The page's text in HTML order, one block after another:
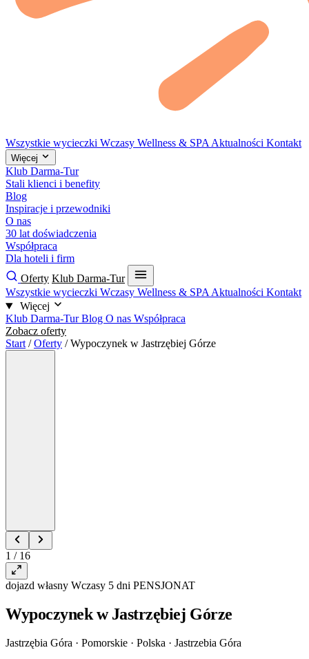
Wszystkie wycieczki Wczasy Wellness & SPA Aktualności Kontakt
Więcej
Klub Darma-Tur
Stali klienci i benefity
Blog
Inspiracje i przewodniki
O nas
30 lat doświadczenia
Współpraca
Dla hoteli i firm
Oferty Klub Darma-Tur
Wszystkie wycieczki Wczasy Wellness & SPA Aktualności Kontakt
Więcej
Klub Darma-TurBlog O nas Współpraca
Zobacz oferty
Start / Oferty / Wypoczynek w Jastrzębiej Górze
1 / 16
dojazd własny Wczasy 5 dni PENSJONAT
Wypoczynek w Jastrzębiej Górze
Jastrzębia Góra · Pomorskie · Polska · Jastrzebia Góra